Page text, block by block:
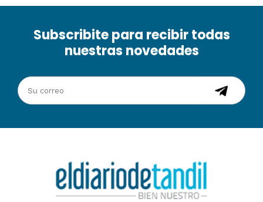
Subscribite para recibir todas
nuestras novedades